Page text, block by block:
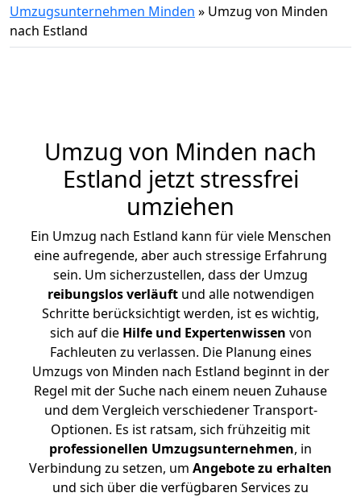
Umzugsunternehmen Minden » Umzug von Minden
nach Estland
Umzug von Minden nach
Estland jetzt stressfrei
umziehen
Ein Umzug nach Estland kann für viele Menschen
eine aufregende, aber auch stressige Erfahrung
sein. Um sicherzustellen, dass der Umzug
reibungslos verläuftund alle notwendigen
Schritte berücksichtigt werden, ist es wichtig,
sich auf die Hilfe und Expertenwissen von
Fachleuten zu verlassen. Die Planung eines
Umzugs von Minden nach Estland beginnt in der
Regel mit der Suche nach einem neuen Zuhause
und dem Vergleich verschiedener Transport-
Optionen. Es ist ratsam, sich frühzeitig mit
professionellen Umzugsunternehmen, in
Verbindung zu setzen, um Angebote zu erhalten
und sich über die verfügbaren Services zu